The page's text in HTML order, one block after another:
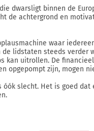
dwarsligt binnen de
de achtergrond en
waar
lidstaten steeds verder
kan uitrollen. De
opgepompt zijn, mogen
óók slecht. Het is goed dat